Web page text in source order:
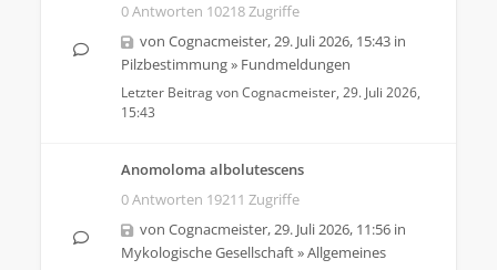
0 Antworten 10218 Zugriffe
von Cognacmeister,29. Juli 2026, 15:43 in
Pilzbestimmung» Fundmeldungen
Letzter Beitrag vonCognacmeister, 29. Juli 2026,
15:43
Anomoloma albolutescens
0 Antworten 19211 Zugriffe
von Cognacmeister,29. Juli 2026, 11:56 in
Mykologische Gesellschaft»Allgemeines